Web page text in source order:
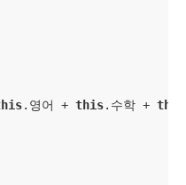
.영어 + this.수학 + this